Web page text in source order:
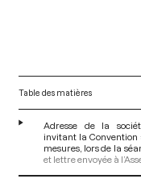
Table des matières
Adresse de la
invitant la Convention
mesures, lors de la
et lettre envoyée à